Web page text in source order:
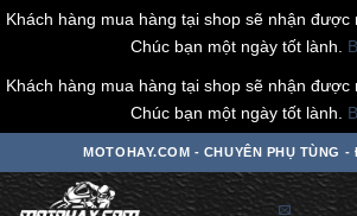
Khách hàng mua hàng tại shop sẽ nhận được
Chúc bạn một ngày tốt lành.
Khách hàng mua hàng tại shop sẽ nhận được
Chúc bạn một ngày tốt lành.
đến
MOTOHAY.COM - CHUYÊN PHỤ TÙNG -